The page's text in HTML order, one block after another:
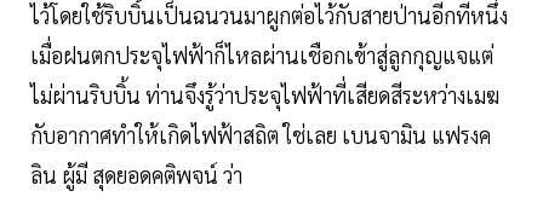
ไว้โดยใช้ริบบิ้นเป็นฉนวนมาผูกต่อไว้กับสายป่านอีกทีหนึ่ง
เมื่อฝนตกประจุไฟฟ้าก็ไหลผ่านเชือกเข้าสู่ลูกกุญแจแต่
ไม่ผ่านริบบิ้น ท่านจึงรู้ว่าประจุไฟฟ้าที่เสียดสีระหว่างเมฆ
กับอากาศทำให้เกิดไฟฟ้าสถิต ใช่เลย เบนจามิน แฟรงค
ลิน ผู้มี สุดยอดคติพจน์ ว่า